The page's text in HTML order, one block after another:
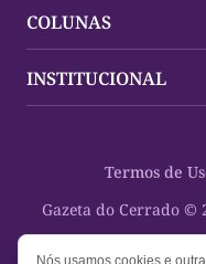
Palmas
Mundo
Oportunidades
Cultura
Saúde
Educação
COLUNAS
Policial
Planeta Vivo
Espaço Cidadania
Turistando Gazeta
Nosso Direito
INSTITUCIONAL
Gazeta do Cerrado ©
Termos de
Nós usamos cookies e